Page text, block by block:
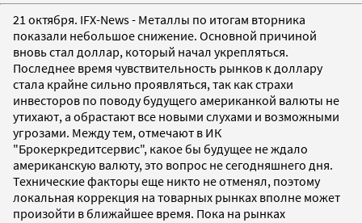
21 октября. IFX-News - Металлы по итогам вторника
показали небольшое снижение. Основной причиной
вновь стал доллар, который начал укрепляться.
Последнее время чувствительность рынков к доллару
стала крайне сильно проявляться, так как страхи
инвесторов по поводу будущего американкой валюты не
утихают, а обрастают все новыми слухами и возможными
угрозами. Между тем, отмечают в ИК
"Брокеркредитсервис", какое бы будущее не ждало
американскую валюту, это вопрос не сегодняшнего дня.
Технические факторы еще никто не отменял, поэтому
локальная коррекция на товарных рынках вполне может
произойти в ближайшее время. Пока на рынках